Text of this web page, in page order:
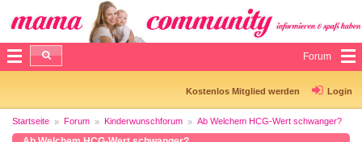
Forum
Kostenlos Mitglied werden Login
Startseite Forum Kinderwunschforum Ab Welchem HCG-Wert schwanger?